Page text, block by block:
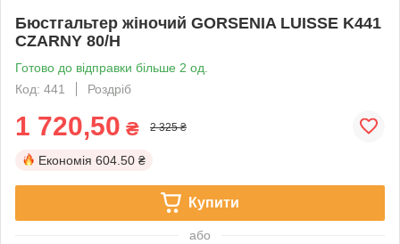
Бюстгальтер жіночий GORSENIA LUISSE K441
CZARNY 80/H
Готово до відправки більше 2 од.
Код: 441
Роздріб
1 720,50 ₴ 2 325 ₴
Економія 604.50 ₴
Купити
або